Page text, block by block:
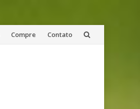
Compre Contato